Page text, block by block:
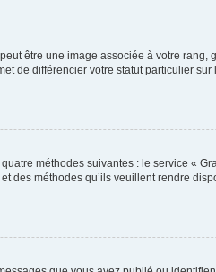
être une image associée à votre
de différencier votre statut particulier sur
méthodes suivantes : le service «
des méthodes qu’ils veuillent rendre